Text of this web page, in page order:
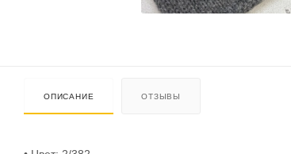
ОПИСАНИЕ ОТЗЫВЫ